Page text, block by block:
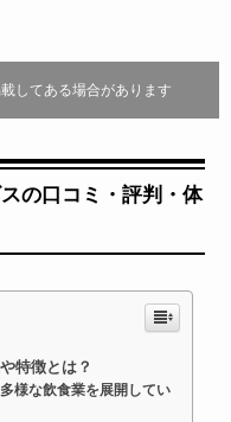
してある場合があります
の口コミ・評判・体
特徴とは？
様な飲食業を展開してい